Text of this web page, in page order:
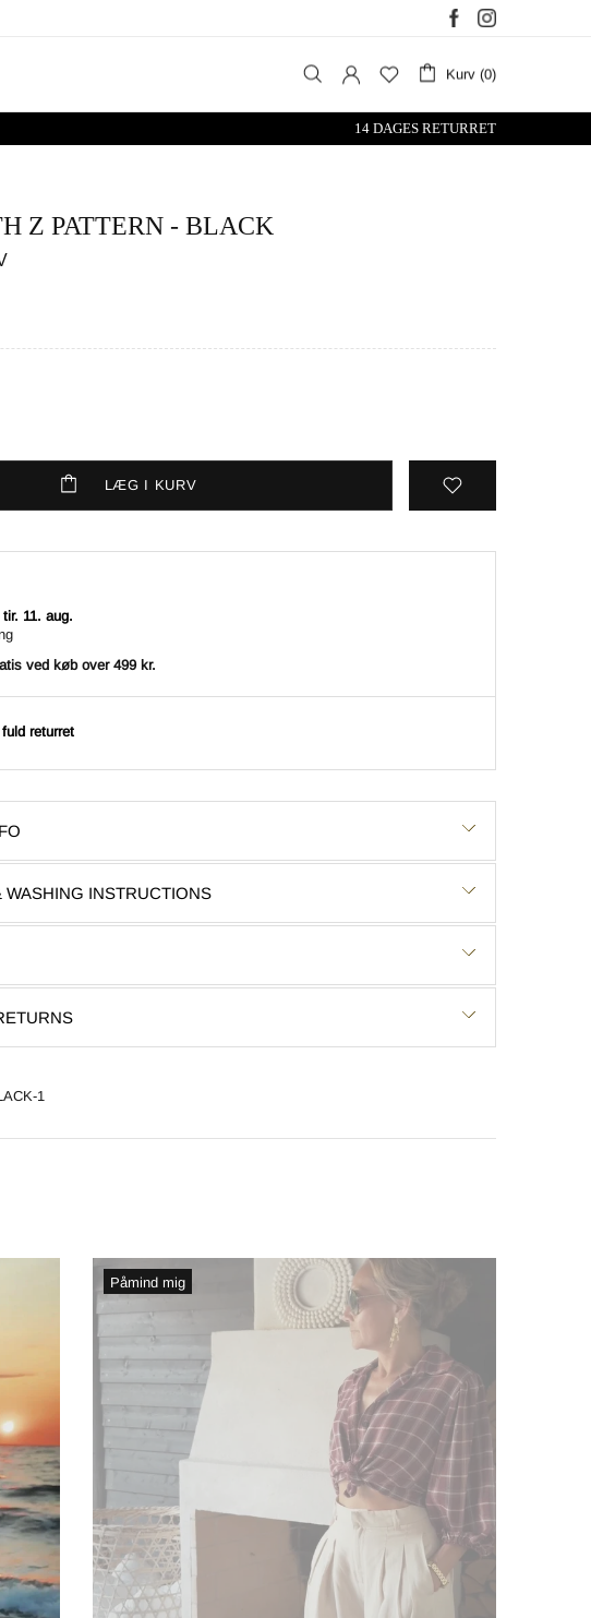
Kurv (0)
14 DAGES RETURRET
Z PATTERN - BLACK
LÆG I KURV
tir. 11. aug.
ved køb over 499 kr.
returret
WASHING INSTRUCTIONS
1
Påmind mig